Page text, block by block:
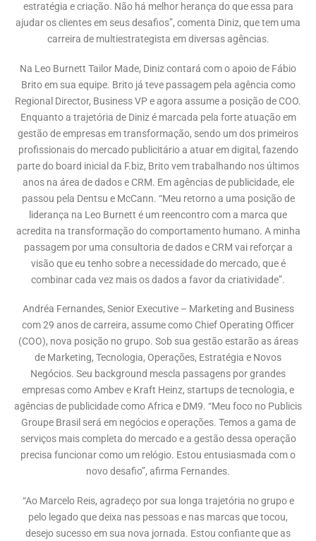
estratégia e criação. Não há melhor herança do que essa para
ajudar os clientes em seus desafios”, comenta Diniz, que tem uma
carreira de multiestrategista em diversas agências.
Na Leo Burnett Tailor Made, Diniz contará com o apoio de Fábio
Brito em sua equipe. Brito já teve passagem pela agência como
Regional Director, Business VP e agora assume a posição de COO.
Enquanto a trajetória de Diniz é marcada pela forte atuação em
gestão de empresas em transformação, sendo um dos primeiros
profissionais do mercado publicitário a atuar em digital, fazendo
parte do board inicial da F.biz, Brito vem trabalhando nos últimos
anos na área de dados e CRM. Em agências de publicidade, ele
passou pela Dentsu e McCann. “Meu retorno a uma posição de
liderança na Leo Burnett é um reencontro com a marca que
acredita na transformação do comportamento humano. A minha
passagem por uma consultoria de dados e CRM vai reforçar a
visão que eu tenho sobre a necessidade do mercado, que é
combinar cada vez mais os dados a favor da criatividade”.
Andréa Fernandes, Senior Executive – Marketing and Business
com 29 anos de carreira, assume como Chief Operating Officer
(COO), nova posição no grupo. Sob sua gestão estarão as áreas
de Marketing, Tecnologia, Operações, Estratégia e Novos
Negócios. Seu background mescla passagens por grandes
empresas como Ambev e Kraft Heinz, startups de tecnologia, e
agências de publicidade como Africa e DM9. “Meu foco no Publicis
Groupe Brasil será em negócios e operações. Temos a gama de
serviços mais completa do mercado e a gestão dessa operação
precisa funcionar como um relógio. Estou entusiasmada com o
novo desafio”, afirma Fernandes.
“Ao Marcelo Reis, agradeço por sua longa trajetória no grupo e
pelo legado que deixa nas pessoas e nas marcas que tocou,
desejo sucesso em sua nova jornada. Estou confiante que as